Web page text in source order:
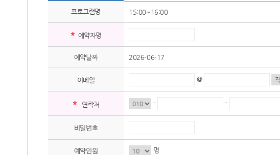
프로그램명 15:00~16:00
* 예약자명
예약날짜 2026-06-17
이메일 @
* 연락처 - -
비밀번호
예약인원 명